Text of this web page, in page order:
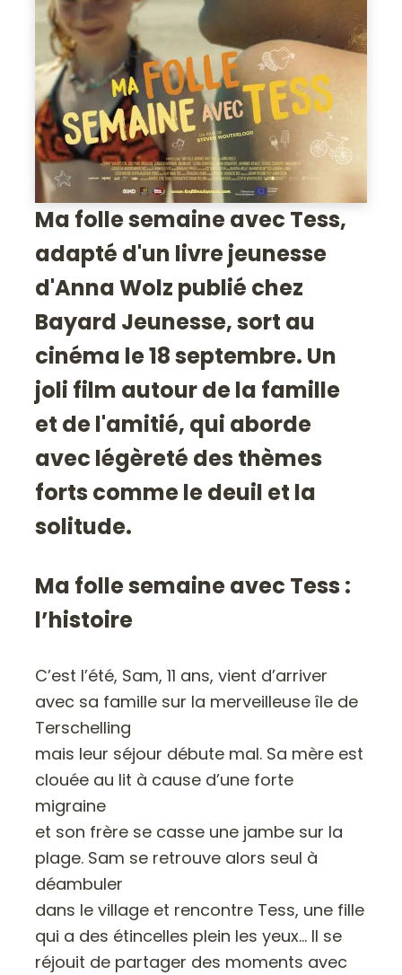
Ma folle semaine avec Tess,
adapté d'un livre jeunesse
d'Anna Wolz publié chez
Bayard Jeunesse, sort au
cinéma le 18 septembre. Un
joli film autour de la famille
et de l'amitié, qui aborde
avec légèreté des thèmes
forts comme le deuil et la
solitude.
Ma folle semaine avec Tess :
l’histoire
C’est l’été, Sam, 11 ans, vient d’arriver
avec sa famille sur la merveilleuse île de
Terschelling
mais leur séjour débute mal. Sa mère est
clouée au lit à cause d’une forte
migraine
et son frère se casse une jambe sur la
plage. Sam se retrouve alors seul à
déambuler
dans le village et rencontre Tess, une fille
qui a des étincelles plein les yeux… Il se
réjouit de partager des moments avec